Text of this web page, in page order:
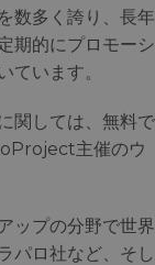
数多く誇り、長年
期的にプロモーシ
ています。
関しては、無料で
主催のウ
ップの分野で世界
パロ社など、そし